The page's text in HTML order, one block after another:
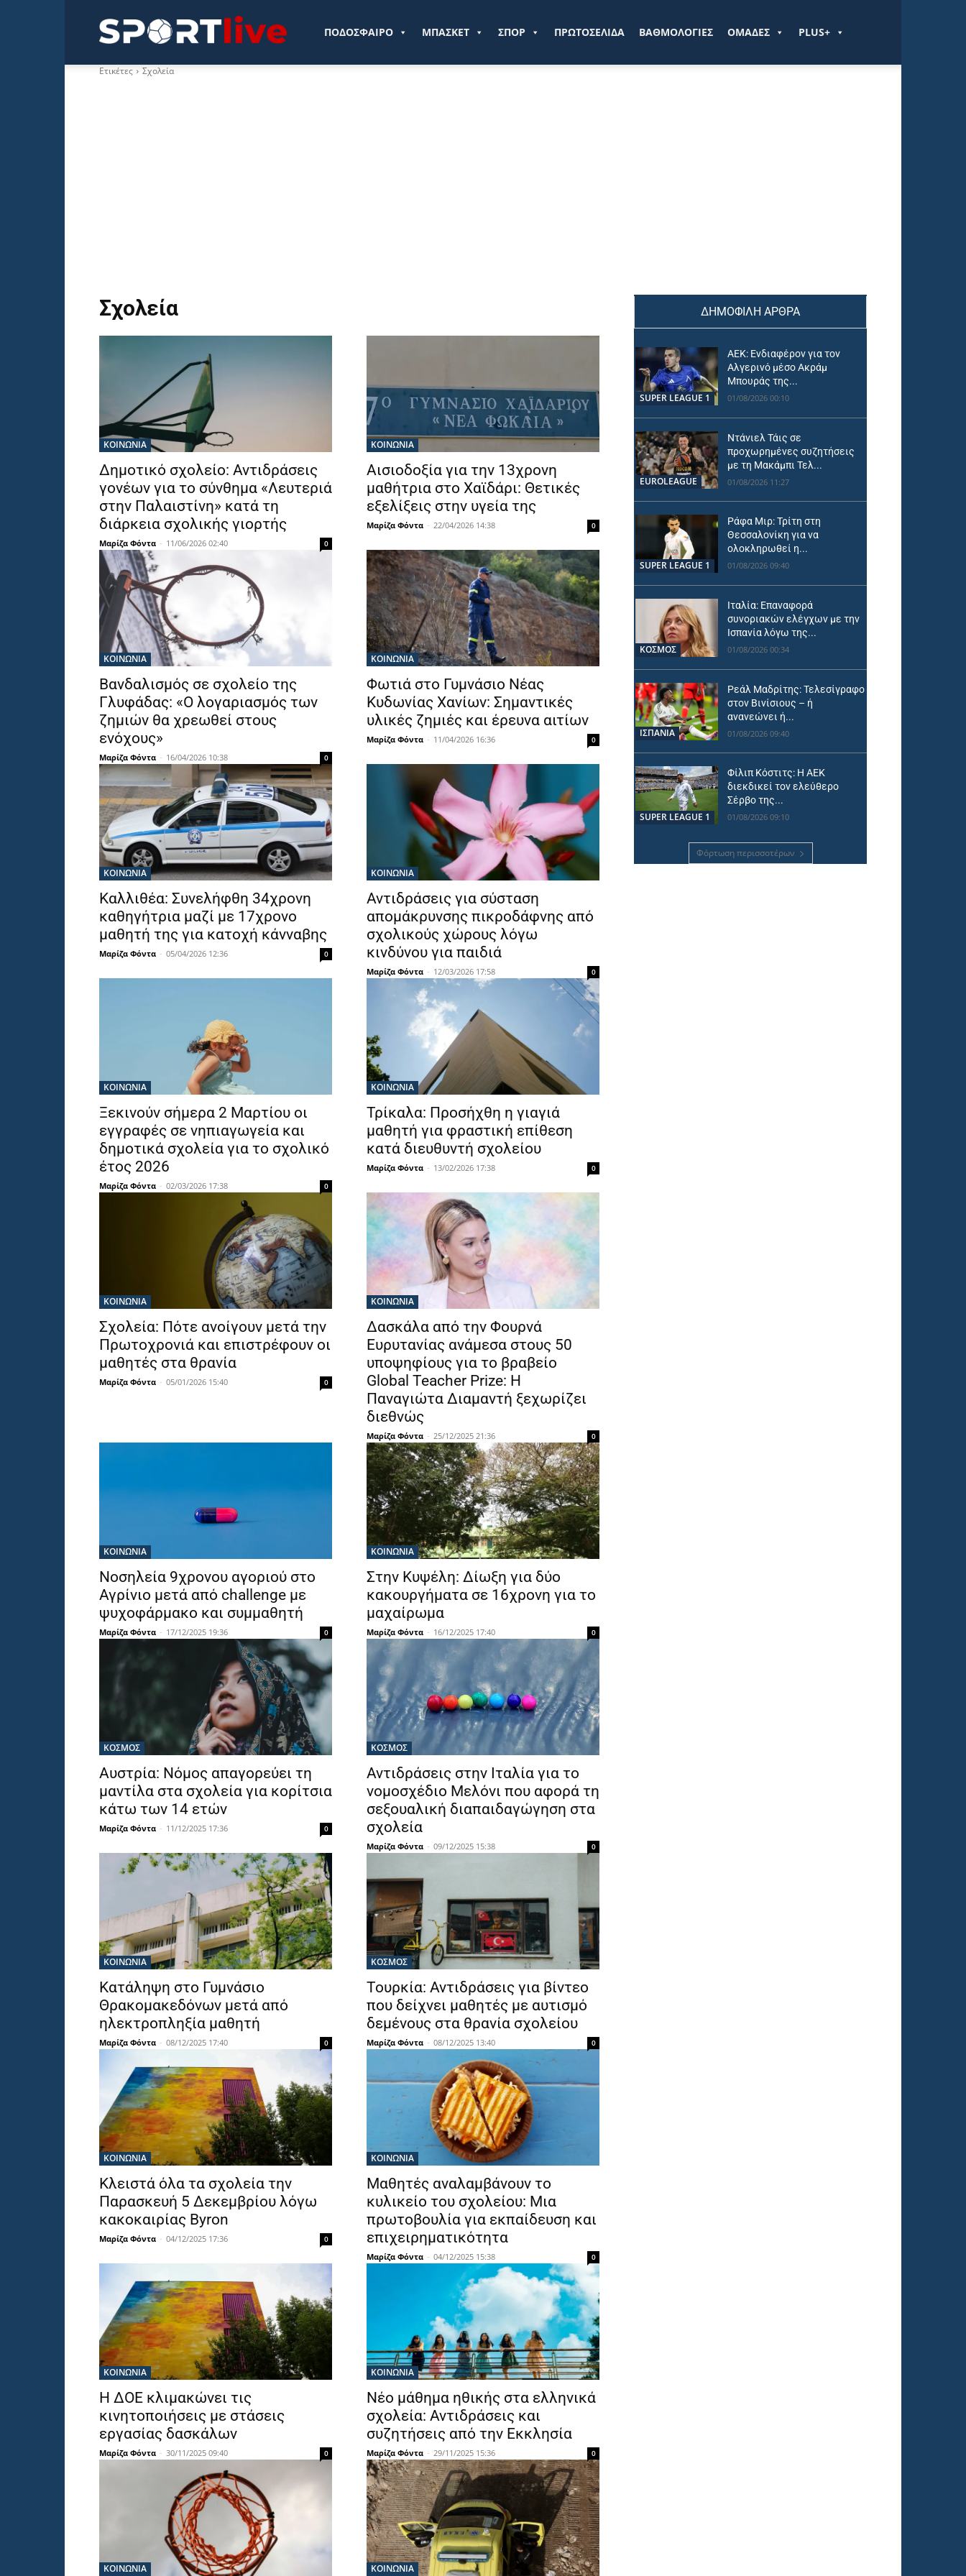
Sportlive.grΠΟΔΟΣΦΑΙΡΟ ΜΠΑΣΚΕΤ ΣΠΟΡ ΠΡΩΤΟΣΕΛΙΔΑ ΒΑΘΜΟΛΟΓΙΕΣ ΟΜΑΔΕΣ PLUS+
Ετικέτες Σχολεία
Σχολεία
ΚΟΙΝΩΝΙΑ
Δημοτικό σχολείο: Αντιδράσεις
γονέων για το σύνθημα «Λευτεριά
στην Παλαιστίνη» κατά τη
διάρκεια σχολικής γιορτής
Μαρίζα Φόντα - 11/06/2026 02:40 0
ΚΟΙΝΩΝΙΑ
Αισιοδοξία για την 13χρονη
μαθήτρια στο Χαϊδάρι: Θετικές
εξελίξεις στην υγεία της
Μαρίζα Φόντα - 22/04/2026 14:38 0
ΚΟΙΝΩΝΙΑ
Βανδαλισμός σε σχολείο της
Γλυφάδας: «Ο λογαριασμός των
ζημιών θα χρεωθεί στους
ενόχους»
Μαρίζα Φόντα - 16/04/2026 10:38 0
ΚΟΙΝΩΝΙΑ
Φωτιά στο Γυμνάσιο Νέας
Κυδωνίας Χανίων: Σημαντικές
υλικές ζημιές και έρευνα αιτίων
Μαρίζα Φόντα - 11/04/2026 16:36 0
ΚΟΙΝΩΝΙΑ
Καλλιθέα: Συνελήφθη 34χρονη
καθηγήτρια μαζί με 17χρονο
μαθητή της για κατοχή κάνναβης
Μαρίζα Φόντα - 05/04/2026 12:36 0
ΚΟΙΝΩΝΙΑ
Αντιδράσεις για σύσταση
απομάκρυνσης πικροδάφνης από
σχολικούς χώρους λόγω
κινδύνου για παιδιά
Μαρίζα Φόντα - 12/03/2026 17:58 0
ΚΟΙΝΩΝΙΑ
Ξεκινούν σήμερα 2 Μαρτίου οι
εγγραφές σε νηπιαγωγεία και
δημοτικά σχολεία για το σχολικό
έτος 2026
Μαρίζα Φόντα - 02/03/2026 17:38 0
ΚΟΙΝΩΝΙΑ
Τρίκαλα: Προσήχθη η γιαγιά
μαθητή για φραστική επίθεση
κατά διευθυντή σχολείου
Μαρίζα Φόντα - 13/02/2026 17:38 0
ΚΟΙΝΩΝΙΑ
Σχολεία: Πότε ανοίγουν μετά την
Πρωτοχρονιά και επιστρέφουν οι
μαθητές στα θρανία
Μαρίζα Φόντα - 05/01/2026 15:40 0
ΚΟΙΝΩΝΙΑ
Δασκάλα από την Φουρνά
Ευρυτανίας ανάμεσα στους 50
υποψηφίους για το βραβείο
Global Teacher Prize: Η
Παναγιώτα Διαμαντή ξεχωρίζει
διεθνώς
Μαρίζα Φόντα - 25/12/2025 21:36 0
ΚΟΙΝΩΝΙΑ
Νοσηλεία 9χρονου αγοριού στο
Αγρίνιο μετά από challenge με
ψυχοφάρμακο και συμμαθητή
Μαρίζα Φόντα - 17/12/2025 19:36 0
ΚΟΙΝΩΝΙΑ
Στην Κυψέλη: Δίωξη για δύο
κακουργήματα σε 16χρονη για το
μαχαίρωμα
Μαρίζα Φόντα - 16/12/2025 17:40 0
ΚΟΣΜΟΣ
Αυστρία: Νόμος απαγορεύει τη
μαντίλα στα σχολεία για κορίτσια
κάτω των 14 ετών
Μαρίζα Φόντα - 11/12/2025 17:36 0
ΚΟΣΜΟΣ
Αντιδράσεις στην Ιταλία για το
νομοσχέδιο Μελόνι που αφορά τη
σεξουαλική διαπαιδαγώγηση στα
σχολεία
Μαρίζα Φόντα - 09/12/2025 15:38 0
ΚΟΙΝΩΝΙΑ
Κατάληψη στο Γυμνάσιο
Θρακομακεδόνων μετά από
ηλεκτροπληξία μαθητή
Μαρίζα Φόντα - 08/12/2025 17:40 0
ΚΟΣΜΟΣ
Τουρκία: Αντιδράσεις για βίντεο
που δείχνει μαθητές με αυτισμό
δεμένους στα θρανία σχολείου
Μαρίζα Φόντα - 08/12/2025 13:40 0
ΚΟΙΝΩΝΙΑ
Κλειστά όλα τα σχολεία την
Παρασκευή 5 Δεκεμβρίου λόγω
κακοκαιρίας Byron
Μαρίζα Φόντα - 04/12/2025 17:36 0
ΚΟΙΝΩΝΙΑ
Μαθητές αναλαμβάνουν το
κυλικείο του σχολείου: Μια
πρωτοβουλία για εκπαίδευση και
επιχειρηματικότητα
Μαρίζα Φόντα - 04/12/2025 15:38 0
ΚΟΙΝΩΝΙΑ
Η ΔΟΕ κλιμακώνει τις
κινητοποιήσεις με στάσεις
εργασίας δασκάλων
Μαρίζα Φόντα - 30/11/2025 09:40 0
ΚΟΙΝΩΝΙΑ
Νέο μάθημα ηθικής στα ελληνικά
σχολεία: Αντιδράσεις και
συζητήσεις από την Εκκλησία
Μαρίζα Φόντα - 29/11/2025 15:36 0
ΚΟΙΝΩΝΙΑ ΚΟΙΝΩΝΙΑ
ΔΗΜΟΦΙΛΗ ΑΡΘΡΑ
SUPER LEAGUE 1
ΑΕΚ: Ενδιαφέρον για τον
Αλγερινό μέσο Ακράμ
Μπουράς της...
01/08/2026 00:10
EUROLEAGUE
Ντάνιελ Τάις σε
προχωρημένες συζητήσεις
με τη Μακάμπι Τελ...
01/08/2026 11:27
SUPER LEAGUE 1
Ράφα Μιρ: Τρίτη στη
Θεσσαλονίκη για να
ολοκληρωθεί η...
01/08/2026 09:40
ΚΟΣΜΟΣ
Ιταλία: Επαναφορά
συνοριακών ελέγχων με την
Ισπανία λόγω της...
01/08/2026 00:34
ΙΣΠΑΝΙΑ
Ρεάλ Μαδρίτης: Τελεσίγραφο
στον Βινίσιους – ή
ανανεώνει ή...
01/08/2026 09:40
SUPER LEAGUE 1
Φίλιπ Κόστιτς: Η ΑΕΚ
διεκδικεί τον ελεύθερο
Σέρβο της...
01/08/2026 09:10
Φόρτωση περισσοτέρων